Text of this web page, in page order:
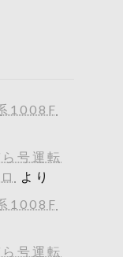
1008F
号運転
より
1008F
号運転